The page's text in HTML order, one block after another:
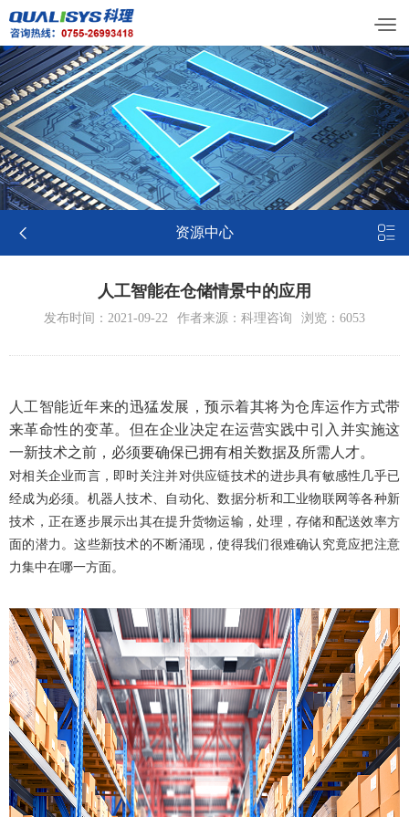
 资源中心 
人工智能在仓储情景中的应用
发布时间：2021-09-22 作者来源：科理咨询 浏览：6053
人工智能近年来的迅猛发展，预示着其将为仓库运作方式带
来革命性的变革。但在企业决定在运营实践中引入并实施这
一新技术之前，必须要确保已拥有相关数据及所需人才。
对相关企业而言，即时关注并对供应链技术的进步具有敏感性几乎已
经成为必须。机器人技术、自动化、数据分析和工业物联网等各种新
技术，正在逐步展示出其在提升货物运输，处理，存储和配送效率方
面的潜力。这些新技术的不断涌现，使得我们很难确认究竟应把注意
力集中在哪一方面。